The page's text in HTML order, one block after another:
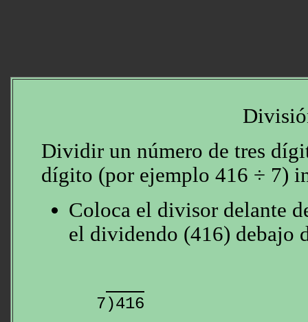
Dividir un número de tres
dígito (por ejemplo 416 ÷ 7)
Coloca el divisor delante
el dividendo (416) debajo